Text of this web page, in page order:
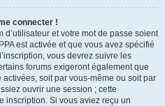
connecter !
et votre mot de passe soient
est activée et que vous avez spécifié
vous devrez suivre les
forums exigeront également que
soit par vous-même ou soit par
ouvrir une session ; cette
inscription. Si vous aviez reçu un